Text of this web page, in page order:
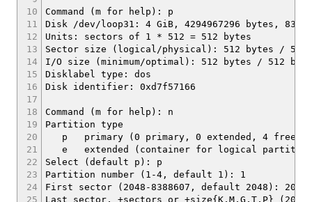
10
11
12
13
14
15
16
17
18
19
20
21
22
23
24
25
Command (m for help): p
Disk /dev/loop31: 4 GiB, 4294967296 bytes,
Units: sectors of 1 * 512 = 512 bytes
Sector size (logical/physical): 512 bytes / 512
I/O size (minimum/optimal): 512 bytes / 512
Disklabel type: dos
Disk identifier: 0xd7f57166
Command (m for help): n
Partition type
p primary (0 primary, 0 extended, 4 free)
e extended (container for logical
Select (default p): p
Partition number (1-4, default 1): 1
First sector (2048-8388607, default 2048): 2048
Last sector, +sectors or +size{K,M,G,T,P} (2048-